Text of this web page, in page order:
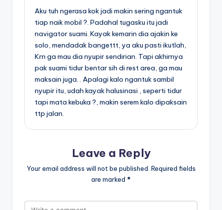
Aku tuh ngerasa kok jadi makin sering ngantuk
tiap naik mobil ?. Padahal tugasku itu jadi
navigator suami. Kayak kemarin dia ajakin ke
solo, mendadak bangettt, ya aku pasti ikutlah,
Krn ga mau dia nyupir sendirian. Tapi akhirnya
pak suami tidur bentar sih di rest area, ga mau
maksain juga. . Apalagi kalo ngantuk sambil
nyupir itu, udah kayak halusinasi , seperti tidur
tapi mata kebuka ?, makin serem kalo dipaksain
ttp jalan.
Leave a Reply
Your email address will not be published. Required fields
are marked *